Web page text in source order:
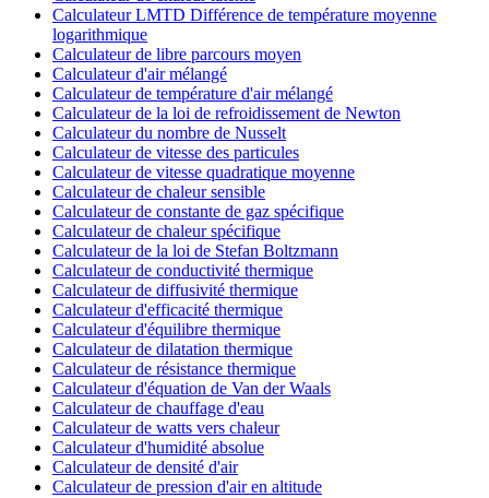
Calculateur LMTD Différence de température moyenne
logarithmique
Calculateur de libre parcours moyen
Calculateur d'air mélangé
Calculateur de température d'air mélangé
Calculateur de la loi de refroidissement de Newton
Calculateur du nombre de Nusselt
Calculateur de vitesse des particules
Calculateur de vitesse quadratique moyenne
Calculateur de chaleur sensible
Calculateur de constante de gaz spécifique
Calculateur de chaleur spécifique
Calculateur de la loi de Stefan Boltzmann
Calculateur de conductivité thermique
Calculateur de diffusivité thermique
Calculateur d'efficacité thermique
Calculateur d'équilibre thermique
Calculateur de dilatation thermique
Calculateur de résistance thermique
Calculateur d'équation de Van der Waals
Calculateur de chauffage d'eau
Calculateur de watts vers chaleur
Calculateur d'humidité absolue
Calculateur de densité d'air
Calculateur de pression d'air en altitude